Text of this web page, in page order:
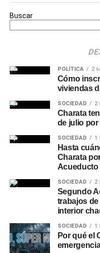
Buscar
POLÍTICA 2
Cómo
viviendas
SOCIEDAD 2
Charata
de julio por
SOCIEDAD 1
Hasta
Charata
Acueducto
SOCIEDAD 2
Segundo
trabajos
interior
SOCIEDAD 1
Por qué el